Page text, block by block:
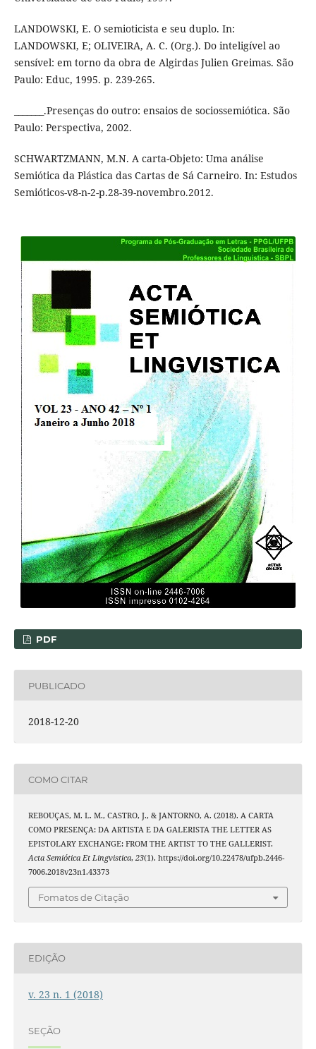
LANDOWSKI, E. O semioticista e seu duplo. In:
LANDOWSKI, E; OLIVEIRA, A. C. (Org.). Do inteligível ao
sensível: em torno da obra de Algirdas Julien Greimas. São
Paulo: Educ, 1995. p. 239-265.
_______.Presenças do outro: ensaios de sociossemiótica. São
Paulo: Perspectiva, 2002.
SCHWARTZMANN, M.N. A carta-Objeto: Uma análise
Semiótica da Plástica das Cartas de Sá Carneiro. In: Estudos
Semióticos-v8-n-2-p.28-39-novembro.2012.
PDF
PUBLICADO
2018-12-20
COMO CITAR
REBOUÇAS, M. L. M., CASTRO, J., & JANTORNO, A. (2018). A CARTA
COMO PRESENÇA: DA ARTISTA E DA GALERISTA THE LETTER AS
EPISTOLARY EXCHANGE: FROM THE ARTIST TO THE GALLERIST.
Acta Semiótica Et Lingvistica, 23(1). https://doi.org/10.22478/ufpb.2446-
7006.2018v23n1.43373
Fomatos de Citação
EDIÇÃO
v. 23 n. 1 (2018)
SEÇÃO